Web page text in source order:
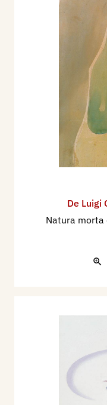
De Luigi
Natura morta